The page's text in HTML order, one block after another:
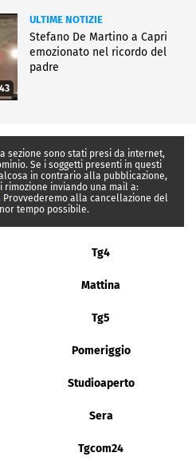
ULTIME NOTIZIE
Stefano De Martino a Capri
emozionato nel ricordo del
padre
sezione sono stati presi da internet,
Se i soggetti presenti in questi
in contrario alla pubblicazione,
inviando una mail a:
Provvederemo alla cancellazione del
tempo possibile.
Tg4
Mattina
Tg5
Pomeriggio
Studioaperto
Sera
Tgcom24